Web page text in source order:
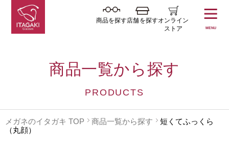
商品を探す店舗を探すオンライン
ストア
MENU
商品一覧から探す
PRODUCTS
メガネのイタガキ TOP 商品一覧から探す
短くてふっくら
（丸顔）